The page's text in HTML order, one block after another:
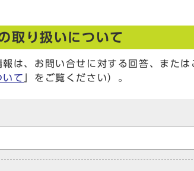
取り扱いについて
報は、お問い合せに対する回答、また
いて 」をご覧ください）。